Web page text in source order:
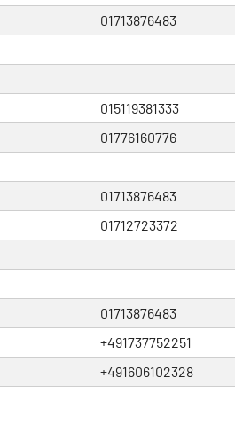
01713876483
015119381333
01776160776
01713876483
01712723372
01713876483
+491737752251
+491606102328